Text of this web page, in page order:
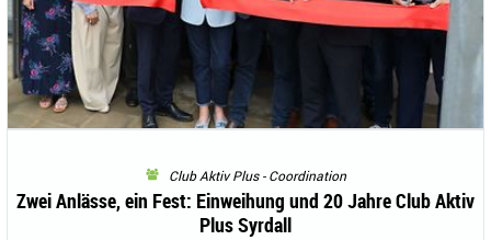
Club Aktiv Plus - Coordination
Zwei Anlässe, ein Fest: Einweihung und 20 Jahre Club Aktiv
Plus Syrdall